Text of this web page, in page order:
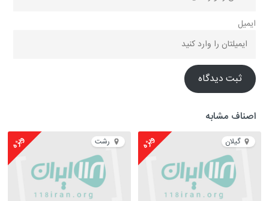
ایمیل
ثبت دیدگاه
اصناف مشابه
گیلان ویژه رشت ویژه